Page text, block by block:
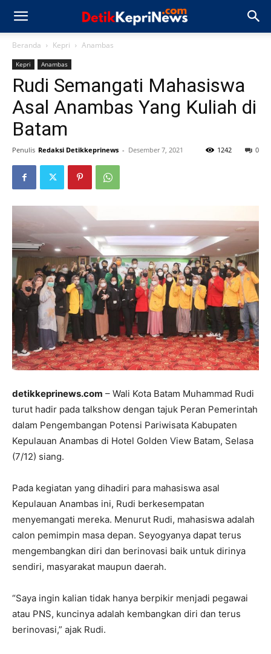
Beranda Kepri Anambas
Kepri Anambas
Rudi Semangati Mahasiswa
Asal Anambas Yang Kuliah di
Batam
Penulis Redaksi Detikkeprinews - Desember 7, 2021 0
1242
detikkeprinews.com – Wali Kota Batam Muhammad Rudi
turut hadir pada talkshow dengan tajuk Peran Pemerintah
dalam Pengembangan Potensi Pariwisata Kabupaten
Kepulauan Anambas di Hotel Golden View Batam, Selasa
(7/12) siang.
Pada kegiatan yang dihadiri para mahasiswa asal
Kepulauan Anambas ini, Rudi berkesempatan
menyemangati mereka. Menurut Rudi, mahasiswa adalah
calon pemimpin masa depan. Seyogyanya dapat terus
mengembangkan diri dan berinovasi baik untuk dirinya
sendiri, masyarakat maupun daerah.
“Saya ingin kalian tidak hanya berpikir menjadi pegawai
atau PNS, kuncinya adalah kembangkan diri dan terus
berinovasi,” ajak Rudi.